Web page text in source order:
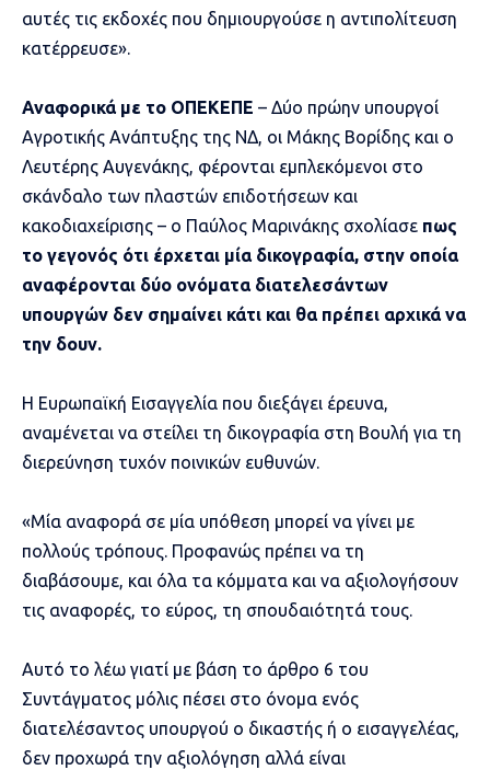
αυτές τις εκδοχές που δημιουργούσε η αντιπολίτευση
κατέρρευσε».
Αναφορικά με το ΟΠΕΚΕΠΕ – Δύο πρώην υπουργοί
Αγροτικής Ανάπτυξης της ΝΔ, οι Μάκης Βορίδης και ο
Λευτέρης Αυγενάκης, φέρονται εμπλεκόμενοι στο
σκάνδαλο των πλαστών επιδοτήσεων και
κακοδιαχείρισης – ο Παύλος Μαρινάκης σχολίασε πως
το γεγονός ότι έρχεται μία δικογραφία, στην οποία
αναφέρονται δύο ονόματα διατελεσάντων
υπουργών δεν σημαίνει κάτι και θα πρέπει αρχικά να
την δουν.
Η Ευρωπαϊκή Εισαγγελία που διεξάγει έρευνα,
αναμένεται να στείλει τη δικογραφία στη Βουλή για τη
διερεύνηση τυχόν ποινικών ευθυνών.
«Μία αναφορά σε μία υπόθεση μπορεί να γίνει με
πολλούς τρόπους. Προφανώς πρέπει να τη
διαβάσουμε, και όλα τα κόμματα και να αξιολογήσουν
τις αναφορές, το εύρος, τη σπουδαιότητά τους.
Αυτό το λέω γιατί με βάση το άρθρο 6 του
Συντάγματος μόλις πέσει στο όνομα ενός
διατελέσαντος υπουργού ο δικαστής ή ο εισαγγελέας,
δεν προχωρά την αξιολόγηση αλλά είναι